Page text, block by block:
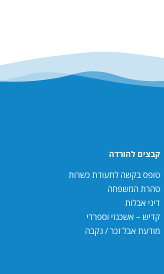
קבצים להורדה
טופס בקשה לתעודת כשרות
טהרת המשפחה
דיני אבלות
קדיש – אשכנזי וספרדי
מודעת אבל זכר / נקבה